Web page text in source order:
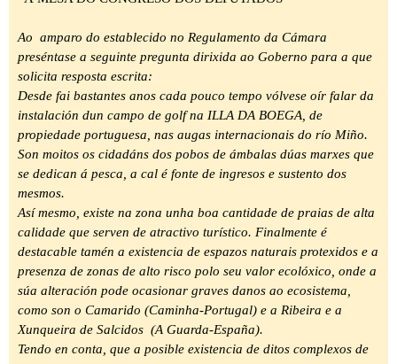
Ao amparo do establecido no Regulamento da Cámara
preséntase a seguinte pregunta dirixida ao Goberno para a que
solicita resposta escrita:
Desde fai bastantes anos cada pouco tempo vólvese oír falar da
instalación dun campo de golf na ILLA DA BOEGA, de
propiedade portuguesa, nas augas internacionais do río Miño.
Son moitos os cidadáns dos pobos de ámbalas dúas marxes que
se dedican á pesca, a cal é fonte de ingresos e sustento dos
mesmos.
Así mesmo, existe na zona unha boa cantidade de praias de alta
calidade que serven de atractivo turístico. Finalmente é
destacable tamén a existencia de espazos naturais protexidos e a
presenza de zonas de alto risco polo seu valor ecolóxico, onde a
súa alteración pode ocasionar graves danos ao ecosistema,
como son o Camarido (Caminha-Portugal) e a Ribeira e a
Xunqueira de Salcidos (A Guarda-España).
Tendo en conta, que a posible existencia de ditos complexos de